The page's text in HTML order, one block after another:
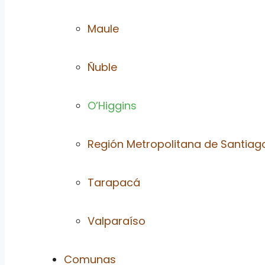
Maule
Ñuble
O’Higgins
Región Metropolitana de
Tarapacá
Valparaíso
Comunas